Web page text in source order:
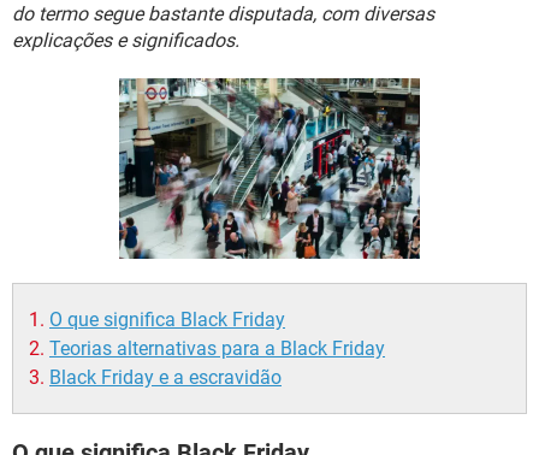
GUIA DE COMPRAS
INSTAGRAM
do termo segue bastante disputada, com diversas
explicações e significados.
O que significa Black Friday
Teorias alternativas para a Black Friday
Black Friday e a escravidão